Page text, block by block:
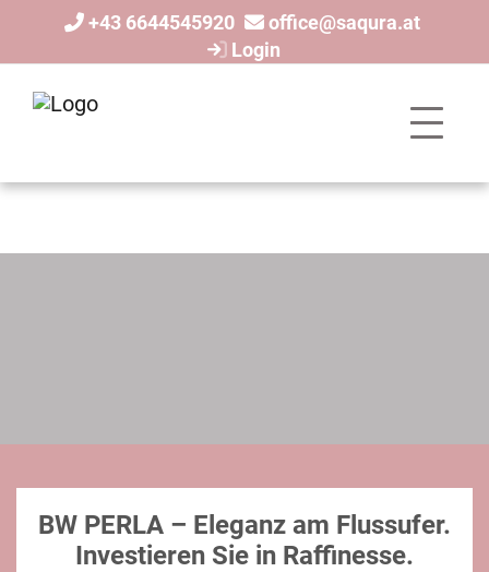
+43 6644545920
office@saqura.at
Login
BW PERLA – Eleganz am Flussufer.
Investieren Sie in Raffinesse.